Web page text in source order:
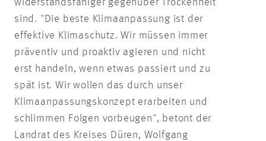
widerstandsfähiger gegenüber Trockenheit
sind. "Die beste Klimaanpassung ist der
effektive Klimaschutz. Wir müssen immer
präventiv und proaktiv agieren und nicht
erst handeln, wenn etwas passiert und zu
spät ist. Wir wollen das durch unser
Klimaanpassungskonzept erarbeiten und
schlimmen Folgen vorbeugen", betont der
Landrat des Kreises Düren, Wolfgang